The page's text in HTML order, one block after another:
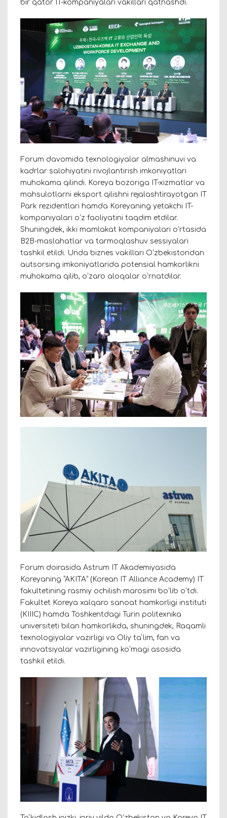
bir qator IT-kompaniyalari vakillari qatnashdi.
Forum davomida texnologiyalar almashinuvi va
kadrlar salohiyatini rivojlantirish imkoniyatlari
muhokama qilindi. Koreya bozoriga IT-xizmatlar va
mahsulotlarni eksport qilishni rejalashtirayotgan IT
Park rezidentlari hamda Koreyaning yetakchi IT-
kompaniyalari oʻz faoliyatini taqdim etdilar.
Shuningdek, ikki mamlakat kompaniyalari oʻrtasida
B2B-maslahatlar va tarmoqlashuv sessiyalari
tashkil etildi. Unda biznes vakillari Oʻzbekistondan
autsorsing imkoniyatlarida potensial hamkorlikni
muhokama qilib, oʻzaro aloqalar oʻrnatdilar.
Forum doirasida Astrum IT Akademiyasida
Koreyaning “AKITA” (Korean IT Alliance Academy) IT
fakultetining rasmiy ochilish marosimi boʻlib oʻtdi.
Fakultet Koreya xalqaro sanoat hamkorligi instituti
(KIIIC) hamda Toshkentdagi Turin politexnika
universiteti bilan hamkorlikda, shuningdek, Raqamli
texnologiyalar vazirligi va Oliy taʼlim, fan va
innovatsiyalar vazirligining koʻmagi asosida
tashkil etildi.